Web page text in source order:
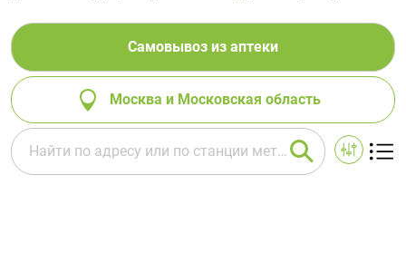
Самовывоз из аптеки
Москва и Московская область